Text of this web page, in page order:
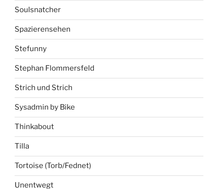
Soulsnatcher
Spazierensehen
Stefunny
Stephan Flommersfeld
Strich und Strich
Sysadmin by Bike
Thinkabout
Tilla
Tortoise (Torb/Fednet)
Unentwegt